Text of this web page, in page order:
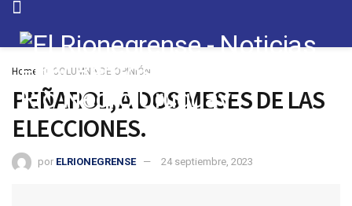
Home COLUMNA DE OPINIÓN
PEÑAROL, A DOS MESES DE LAS
ELECCIONES.
por ELRIONEGRENSE 24 septiembre, 2023